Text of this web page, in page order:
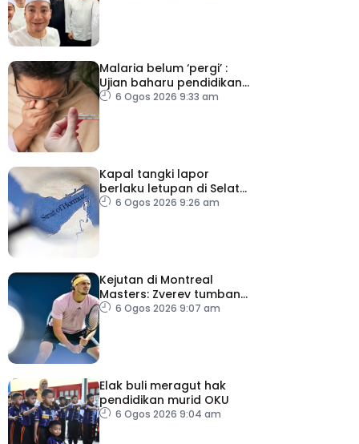
Malaria belum ‘pergi’ :
Ujian baharu pendidikan
perubatan dan sistem
6 Ogos 2026 9:33 am
Kapal tangki lapor
berlaku letupan di Selat
Hormuz ketika Iran-Oman
6 Ogos 2026 9:26 am
Kejutan di Montreal
Masters: Zverev tumbang,
Auger-Aliasime tarik diri
6 Ogos 2026 9:07 am
Elak buli meragut hak
pendidikan murid OKU
6 Ogos 2026 9:04 am